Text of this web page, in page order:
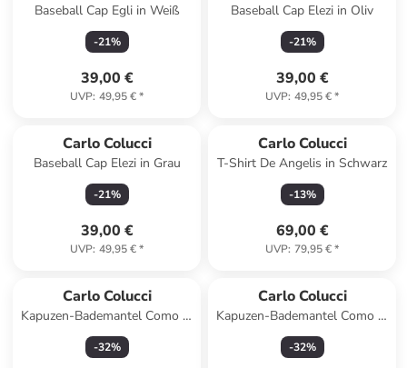
Baseball Cap Egli in Weiß
-21%
39,00 €
UVP: 49,95 €*
Baseball Cap Elezi in Oliv
-21%
39,00 €
UVP: 49,95 €*
Carlo Colucci
Baseball Cap Elezi in Grau
-21%
39,00 €
UVP: 49,95 €*
Carlo Colucci
T-Shirt De Angelis in Schwarz
-13%
69,00 €
UVP: 79,95 €*
Carlo Colucci
Kapuzen-Bademantel Como in
Schwarz
-32%
Carlo Colucci
Kapuzen-Bademantel Como in
Anthrazit
-32%